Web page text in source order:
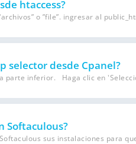
htaccess?
o ”file”. ingresar al
selector desde Cpanel?
parte inferior. Haga clic en
Softaculous?
sus instalaciones para